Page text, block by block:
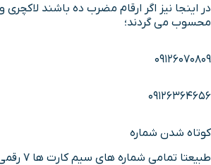
در اینجا نیز اگر ارقام مضرب ده باشند لاکچری
محسوب می گردند؛
09126070809
09126364656
کوتاه شدن شماره
طبیعتا